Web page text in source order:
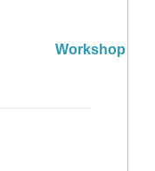
Workshop